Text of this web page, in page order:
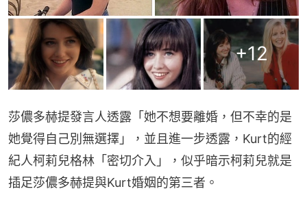
+12
莎儂多赫提發言人透露「她不想要離婚，但不幸的是
她覺得自己別無選擇」，並且進一步透露，Kurt的經
紀人柯莉兒格林「密切介入」，似乎暗示柯莉兒就是
插足莎儂多赫提與Kurt婚姻的第三者。